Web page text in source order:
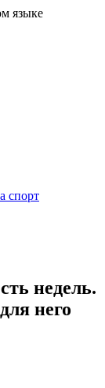
языке
спорт
недель.
него